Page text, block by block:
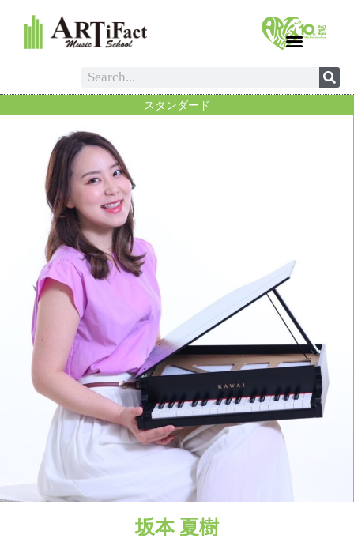
スタンダード
坂本 夏樹